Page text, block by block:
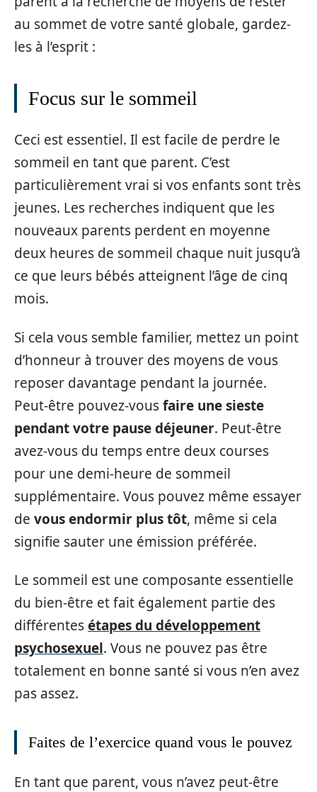
au sommet de votre santé globale, gardez-
les à l’esprit :
Focus sur le sommeil
Ceci est essentiel. Il est facile de perdre le
sommeil en tant que parent. C’est
particulièrement vrai si vos enfants sont très
jeunes. Les recherches indiquent que les
nouveaux parents perdent en moyenne
deux heures de sommeil chaque nuit jusqu’à
ce que leurs bébés atteignent l’âge de cinq
mois.
Si cela vous semble familier, mettez un point
d’honneur à trouver des moyens de vous
reposer davantage pendant la journée.
Peut-être pouvez-vousfaire une sieste
pendant votre pause déjeuner. Peut-être
avez-vous du temps entre deux courses
pour une demi-heure de sommeil
supplémentaire. Vous pouvez même essayer
de vous endormir plus tôt, même si cela
signifie sauter une émission préférée.
Le sommeil est une composante essentielle
du bien-être et fait également partie des
différentesétapes du développement
psychosexuel. Vous ne pouvez pas être
totalement en bonne santé si vous n’en avez
pas assez.
Faites de l’exercice quand vous le pouvez
En tant que parent, vous n’avez peut-être